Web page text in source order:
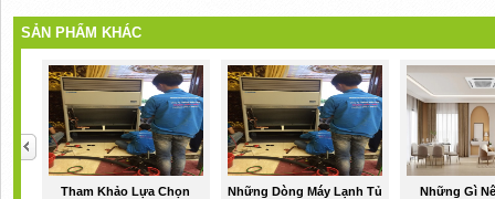
SẢN PHẨM KHÁC
Tham Khảo Lựa Chọn Những Dòng Máy Lạnh Tủ Những Gì